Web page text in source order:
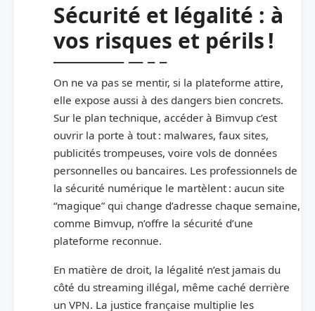
Sécurité et légalité : à
vos risques et périls !
On ne va pas se mentir, si la plateforme attire,
elle expose aussi à des dangers bien concrets.
Sur le plan technique, accéder à Bimvup c’est
ouvrir la porte à tout : malwares, faux sites,
publicités trompeuses, voire vols de données
personnelles ou bancaires. Les professionnels de
la sécurité numérique le martèlent : aucun site
“magique” qui change d’adresse chaque semaine,
comme Bimvup, n’offre la sécurité d’une
plateforme reconnue.
En matière de droit, la légalité n’est jamais du
côté du streaming illégal, même caché derrière
un VPN. La justice française multiplie les